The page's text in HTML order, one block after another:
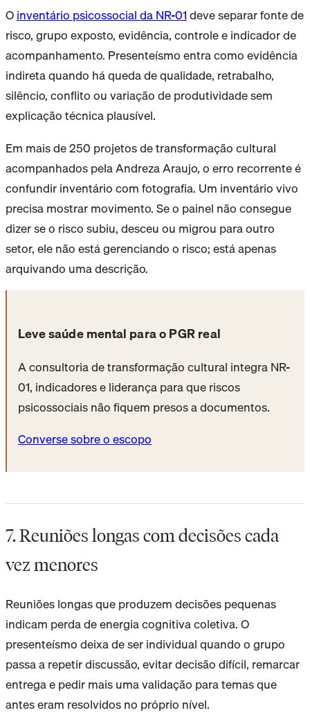
Oinventário psicossocial da NR-01deve separar fonte de
risco, grupo exposto, evidência, controle e indicador de
acompanhamento. Presenteísmo entra como evidência
indireta quando há queda de qualidade, retrabalho,
silêncio, conflito ou variação de produtividade sem
explicação técnica plausível.
Em mais de 250 projetos de transformação cultural
acompanhados pela Andreza Araujo, o erro recorrente é
confundir inventário com fotografia. Um inventário vivo
precisa mostrar movimento. Se o painel não consegue
dizer se o risco subiu, desceu ou migrou para outro
setor, ele não está gerenciando o risco; está apenas
arquivando uma descrição.
Leve saúde mental para o PGR real
A consultoria de transformação cultural integra NR-
01, indicadores e liderança para que riscos
psicossociais não fiquem presos a documentos.
Converse sobre o escopo
7. Reuniões longas com decisões cada
vez menores
Reuniões longas que produzem decisões pequenas
indicam perda de energia cognitiva coletiva. O
presenteísmo deixa de ser individual quando o grupo
passa a repetir discussão, evitar decisão difícil, remarcar
entrega e pedir mais uma validação para temas que
antes eram resolvidos no próprio nível.